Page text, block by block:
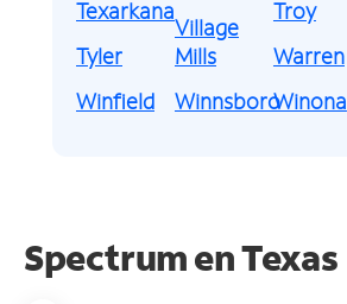
Texarkana
Tyler
Winfield
Village
Mills
Winnsboro
Troy
Warren
Winona
Spectrum enTexas